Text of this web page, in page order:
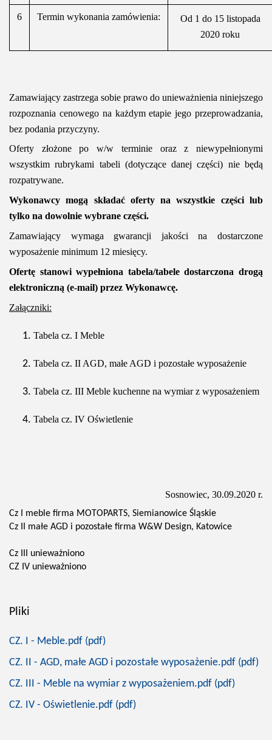
6 Termin wykonania zamówienia:
Od 1 do 15 listopada
2020 roku
Zamawiający zastrzega sobie prawo do unieważnienia niniejszego
rozpoznania cenowego na każdym etapie jego przeprowadzania,
bez podania przyczyny.
Oferty złożone po w/w terminie oraz z niewypełnionymi
wszystkim rubrykami tabeli (dotyczące danej części) nie będą
rozpatrywane.
Wykonawcy mogą składać oferty na wszystkie części lub
tylko na dowolnie wybrane części.
Zamawiający wymaga gwarancji jakości na dostarczone
wyposażenie minimum 12 miesięcy.
Ofertę stanowi wypełniona tabela/tabele dostarczona drogą
elektroniczną (e-mail) przez Wykonawcę.
Załączniki:
Tabela cz. I Meble
Tabela cz. II AGD, małe AGD i pozostałe wyposażenie
Tabela cz. III Meble kuchenne na wymiar z wyposażeniem
Tabela cz. IV Oświetlenie
Sosnowiec, 30.09.2020 r.
Cz I meble firma MOTOPARTS, Siemianowice Śląskie
Cz II małe AGD i pozostałe firma W&W Design, Katowice
Cz III unieważniono
CZ IV unieważniono
Pliki
CZ. I - Meble.pdf (pdf)
CZ. II - AGD, małe AGD i pozostałe wyposażenie.pdf (pdf)
CZ. III - Meble na wymiar z wyposażeniem.pdf (pdf)
CZ. IV - Oświetlenie.pdf (pdf)